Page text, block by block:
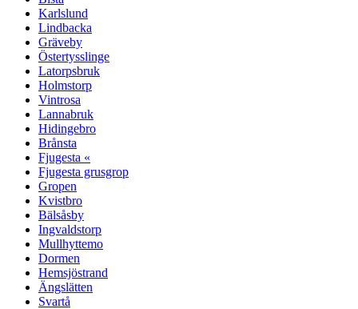
Karlslund
Lindbacka
Gräveby
Östertysslinge
Latorpsbruk
Holmstorp
Vintrosa
Lannabruk
Hidingebro
Brånsta
Fjugesta «
Fjugesta grusgrop
Gropen
Kvistbro
Bälsåsby
Ingvaldstorp
Mullhyttemo
Dormen
Hemsjöstrand
Ängslätten
Svartå